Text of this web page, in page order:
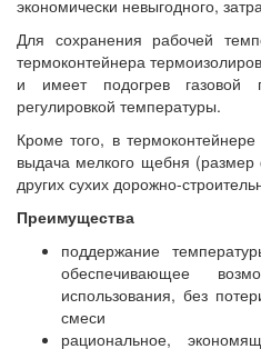
экономически невыгодного,
Для сохранения рабочей
термоконтейнера
и имеет подогрев газовой
регулировкой температуры.
Кроме того, в
выдача мелкого щебня
других сухих дорожно-
Преимущества
поддержание
обеспечивающее
использования, без
смеси
рациональное,